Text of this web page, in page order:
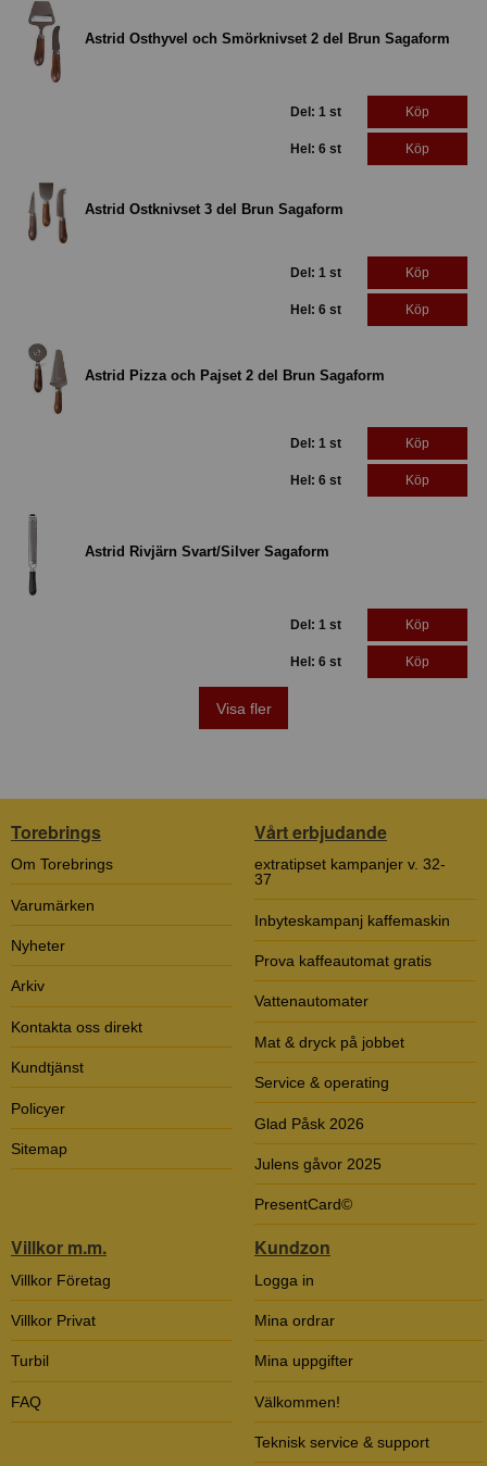
Astrid Osthyvel och Smörknivset 2 del Brun Sagaform
Del: 1 st Köp
Hel: 6 st Köp
Astrid Ostknivset 3 del Brun Sagaform
Del: 1 st Köp
Hel: 6 st Köp
Astrid Pizza och Pajset 2 del Brun Sagaform
Del: 1 st Köp
Hel: 6 st Köp
Astrid Rivjärn Svart/Silver Sagaform
Del: 1 st Köp
Hel: 6 st Köp
Visa fler
Torebrings
Om Torebrings
Varumärken
Nyheter
Arkiv
Kontakta oss direkt
Kundtjänst
Policyer
Sitemap
Vårt erbjudande
extratipset kampanjer v. 32-
37
Inbyteskampanj kaffemaskin
Prova kaffeautomat gratis
Vattenautomater
Mat & dryck på jobbet
Service & operating
Glad Påsk 2026
Julens gåvor 2025
PresentCard©
Villkor m.m.
Villkor Företag
Villkor Privat
Turbil
FAQ
Kundzon
Logga in
Mina ordrar
Mina uppgifter
Välkommen!
Teknisk service & support